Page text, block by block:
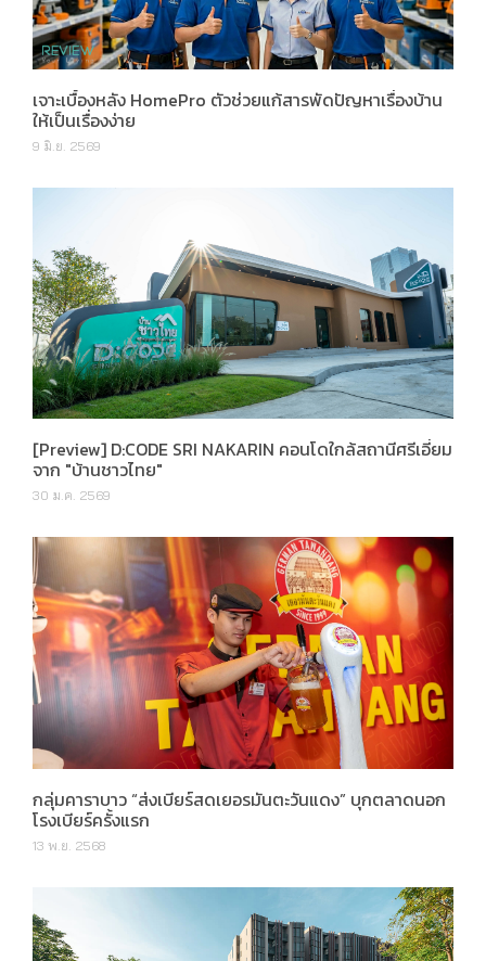
เจาะเบื้องหลัง HomePro ตัวช่วยแก้สารพัดปัญหาเรื่องบ้าน
ให้เป็นเรื่องง่าย
9 มิ.ย. 2569
[Preview] D:CODE SRI NAKARIN คอนโดใกล้สถานีศรีเอี่ยม
จาก "บ้านชาวไทย"
30 ม.ค. 2569
กลุ่มคาราบาว “ส่งเบียร์สดเยอรมันตะวันแดง” บุกตลาดนอก
โรงเบียร์ครั้งแรก
13 พ.ย. 2568